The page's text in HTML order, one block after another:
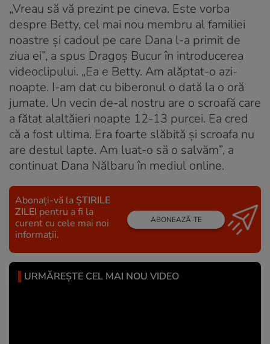
„Vreau să vă prezint pe cineva. Este vorba
despre Betty, cel mai nou membru al familiei
noastre şi cadoul pe care Dana l-a primit de
ziua ei”, a spus Dragoş Bucur în introducerea
videoclipului. „Ea e Betty. Am alăptat-o azi-
noapte. I-am dat cu biberonul o dată la o oră
jumate. Un vecin de-al nostru are o scroafă care
a fătat alaltăieri noapte 12-13 purcei. Ea cred
că a fost ultima. Era foarte slăbită şi scroafa nu
are destul lapte. Am luat-o să o salvăm”, a
continuat Dana Nălbaru în mediul online.
Abonați-vă la ȘTIRILE
ZILEI pentru a fi la
curent cu cele mai noi
informații.
ABONEAZĂ-TE
URMĂREȘTE CEL MAI NOU VIDEO